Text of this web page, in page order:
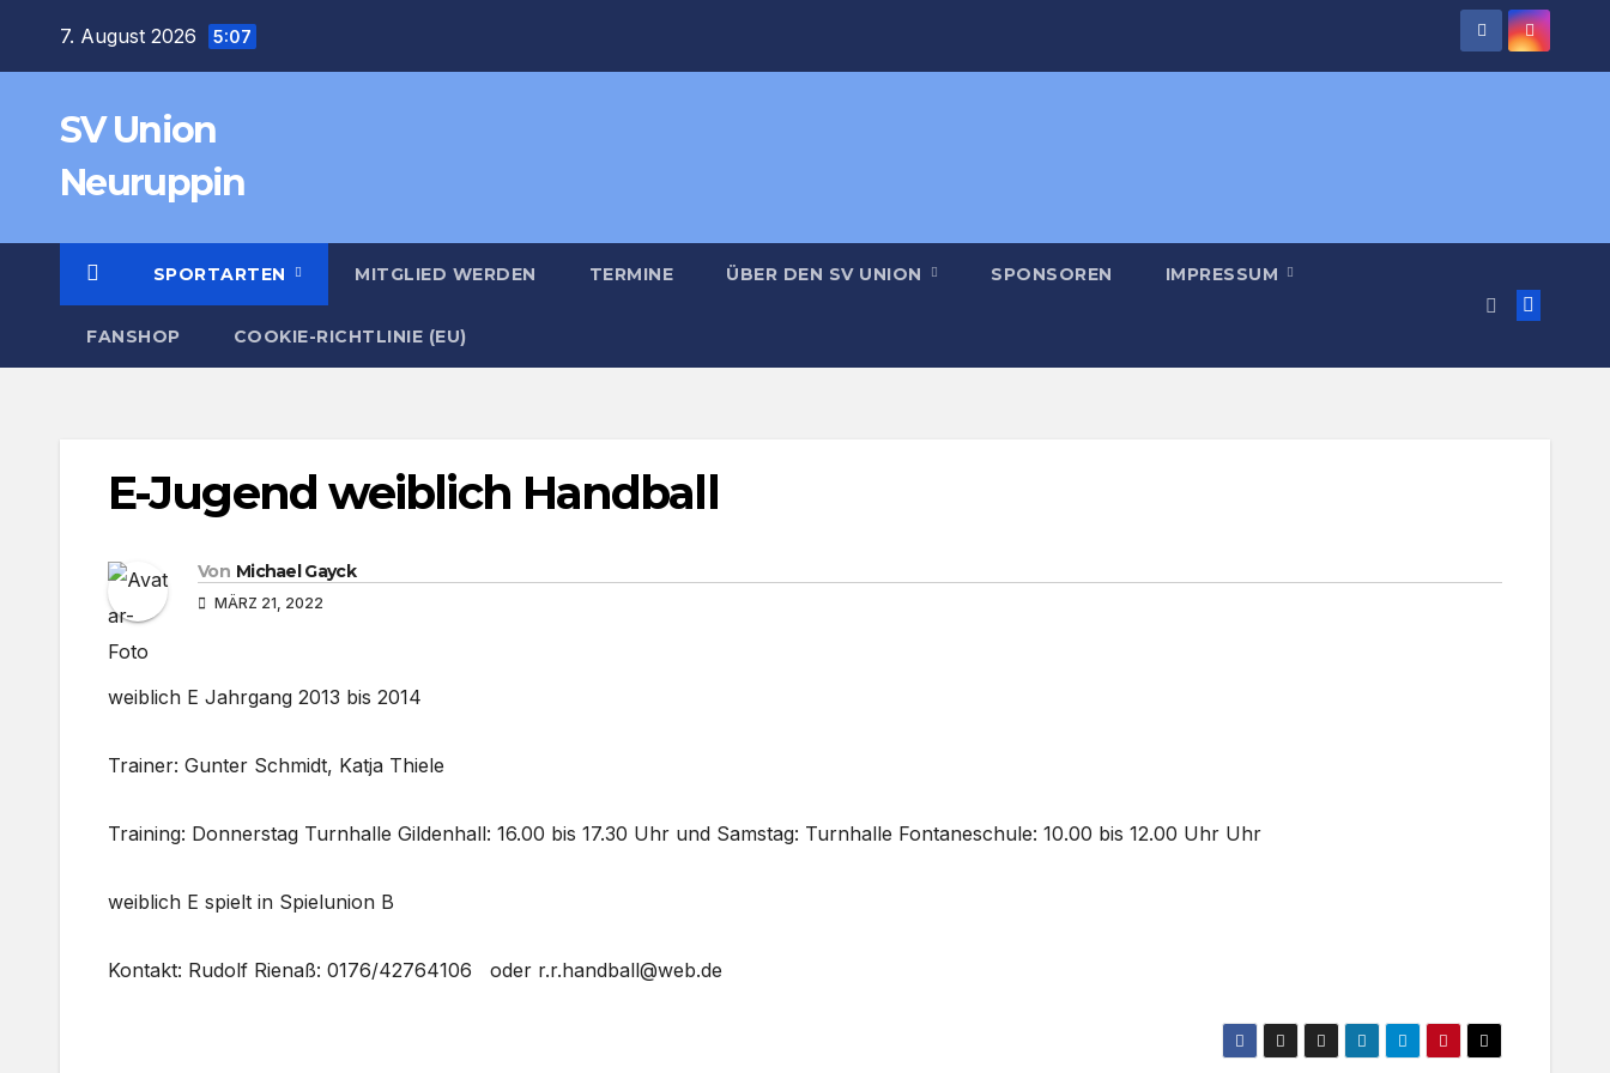
7. August 2026 5:07
SV Union
Neuruppin
SPORTARTEN MITGLIED WERDEN TERMINE ÜBER DEN SV UNION SPONSOREN IMPRESSUM
FANSHOP COOKIE-RICHTLINIE (EU)
E-Jugend weiblich Handball
Von Michael Gayck
MÄRZ 21, 2022
weiblich E Jahrgang 2013 bis 2014
Trainer: Gunter Schmidt, Katja Thiele
Training: Donnerstag Turnhalle Gildenhall: 16.00 bis 17.30 Uhr und Samstag: Turnhalle Fontaneschule: 10.00 bis 12.00 Uhr Uhr
weiblich E spielt in Spielunion B
Kontakt: Rudolf Rienaß: 0176/42764106 oder r.r.handball@web.de